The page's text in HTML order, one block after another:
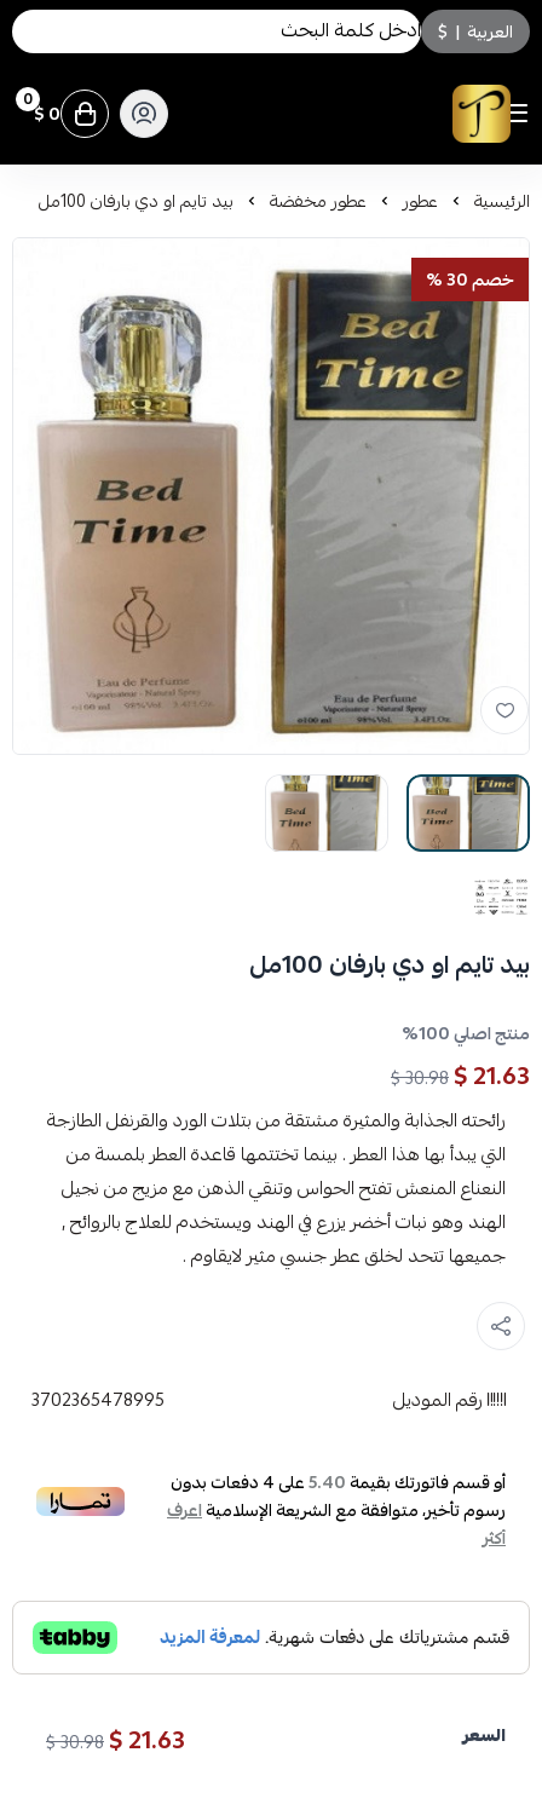
العربية |
$
توسكاني للعطور
0 0 $
الرئيسية عطور عطور مخفضة بيد تايم او دي بارفان 100مل
خصم 30 %
بيد تايم او دي بارفان 100مل
منتج اصلي 100%
21.63 $
30.98 $
رائحته الجذابة والمثيرة مشتقة من بتلات الورد والقرنفل الطازجة
التي يبدأ بها هذا العطر . بينما تختتمها قاعدة العطر بلمسة من
النعناع المنعش تفتح الحواس وتنقي الذهن مع مزيج من نجيل
الهند وهو نبات أخضر يزرع في الهند ويستخدم للعلاج بالروائح ,
جميعها تتحد لخلق عطر جنسي مثير لايقاوم .
رقم الموديل 3702365478995
أو قسم فاتورتك بقيمة5.40على4دفعات بدون
رسوم تأخير، متوافقة مع الشريعة الإسلاميةاعرف
أكثر
السعر 21.63 $
30.98 $